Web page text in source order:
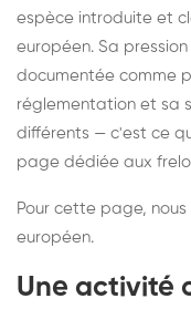
espèce introduite et
européen. Sa
documentée comme
réglementation et sa
différents — c'est ce
page dédiée aux
Pour cette page, nous
européen.
Une activité